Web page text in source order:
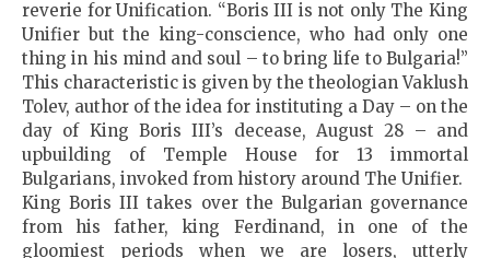
reverie for Unification. “Boris III is not only The King
Unifier but the king-conscience, who had only one
thing in his mind and soul – to bring life to Bulgaria!”
This characteristic is given by the theologian Vaklush
Tolev, author of the idea for instituting a Day – on the
day of King Boris III’s decease, August 28 – and
upbuilding of Temple House for 13 immortal
Bulgarians, invoked from history around The Unifier.
King Boris III takes over the Bulgarian governance
from his father, king Ferdinand, in one of the
gloomiest periods when we are losers, utterly